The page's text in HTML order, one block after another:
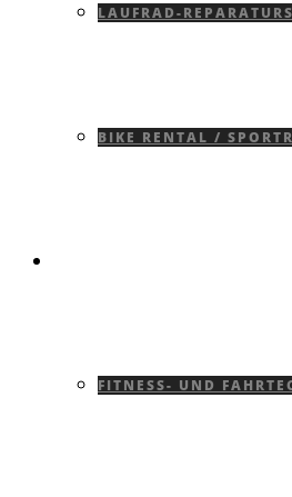
LAUFRAD-
BIKE RENTAL /
FITNESS- UND